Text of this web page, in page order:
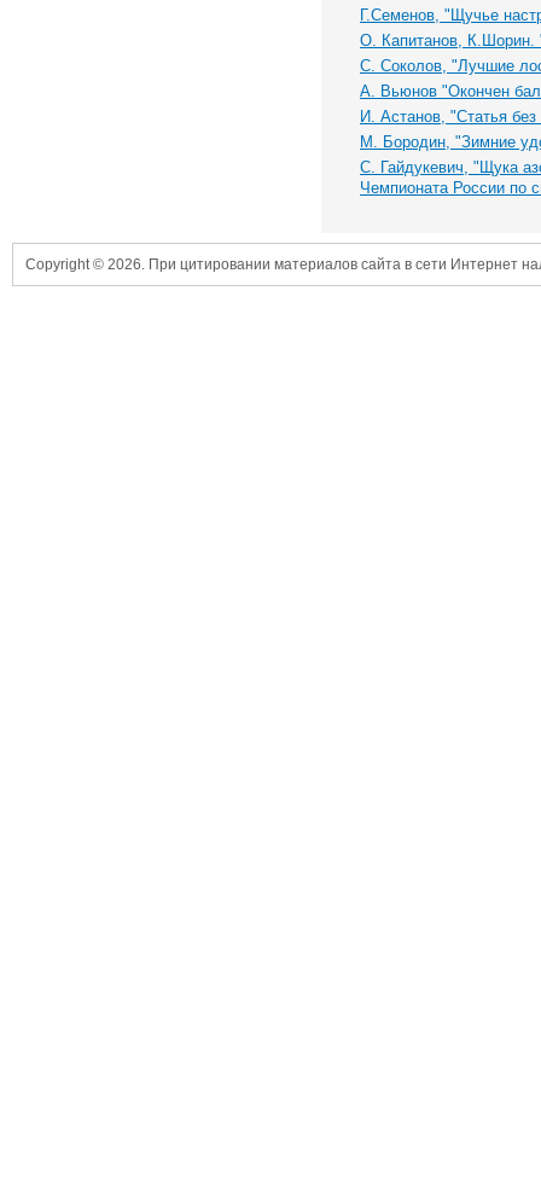
Г.Семенов, "Щучье
О. Капитанов, К.Шорин.
С. Соколов, "Лучшие
А. Вьюнов "Окончен
И. Астанов, "Статья
М. Бородин, "Зимние
С. Гайдукевич, "Щука
Чемпионата России по
Copyright © 2026. При цитировании материалов сайта в сети Интернет